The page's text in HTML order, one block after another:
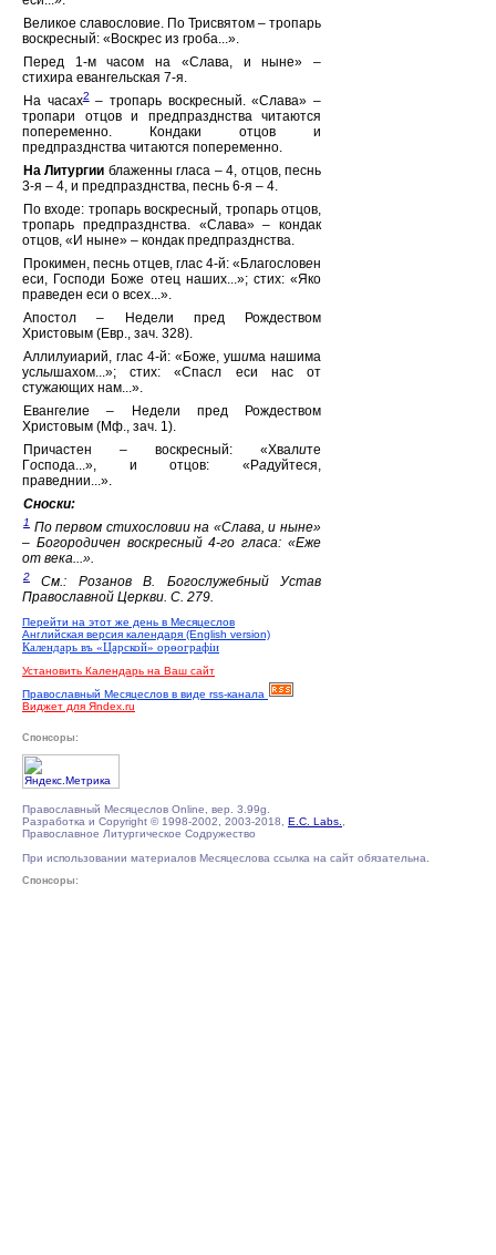
Великое славословие. По Трисвятом – тропарь
воскресный: «Воскрес из гроба...».
Перед 1-м часом на «Слава, и ныне» –
стихира евангельская 7-я.
На часах2– тропарь воскресный. «Слава» –
тропари отцов и предпразднства читаются
попеременно. Кондаки отцов и
предпразднства читаются попеременно.
На Литургии блаженны гласа – 4, отцов, песнь
3-я – 4, и предпразднства, песнь 6-я – 4.
По входе: тропарь воскресный, тропарь отцов,
тропарь предпразднства. «Слава» – кондак
отцов, «И ныне» – кондак предпразднства.
Прокимен, песнь отцев, глас 4-й: «Благословен
еси, Господи Боже отец наших...»; стих: «Яко
праведен еси о всех...».
Апостол – Недели пред Рождеством
Христовым (Евр., зач. 328).
Аллилуиарий, глас 4-й: «Боже, ушима нашима
услышахом...»; стих: «Спасл еси нас от
стужающих нам...».
Евангелие – Недели пред Рождеством
Христовым (Мф., зач. 1).
Причастен – воскресный: «Хвалите
Господа...», и отцов: «Радуйтеся,
праведнии...».
Сноски:
1 По первом стихословии на «Слава, и ныне»
– Богородичен воскресный 4-го гласа: «Еже
от века...».
2
См.: Розанов В. Богослужебный Устав
Православной Церкви. С. 279.
Перейти на этот же день в Месяцеслов
Английская версия календаря (English version)
Календарь въ «Царской» орѳографiи
Установить Календарь на Ваш сайт
Православный Месяцеслов в виде rss-канала
Виджет для Яndex.ru
Спонсоры:
Православный Месяцеслов Online, вер. 3.99g.
Разработка и Copyright © 1998-2002, 2003-2018, E.C. Labs.
Православное Литургическое Содружество
При использовании материалов Месяцеслова ссылка на сайт обязательна.
Спонсоры: